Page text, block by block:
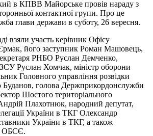
в КПВВ Майорське провів нараду з
контактної групи. Про це
глави держави в суботу, 26 вересня.
взяли участь керівник Офісу
його заступник Роман Машовець,
РНБО Руслан Демченко,
Руслан Хомчак, міністр оборони
Головного управління розвідки
голова Держприкордонслужби
Шостого територіального
Плахотнюк, народний депутат,
України в ТКГ Олександр
України в ТКГ, а також
ОБСЄ.